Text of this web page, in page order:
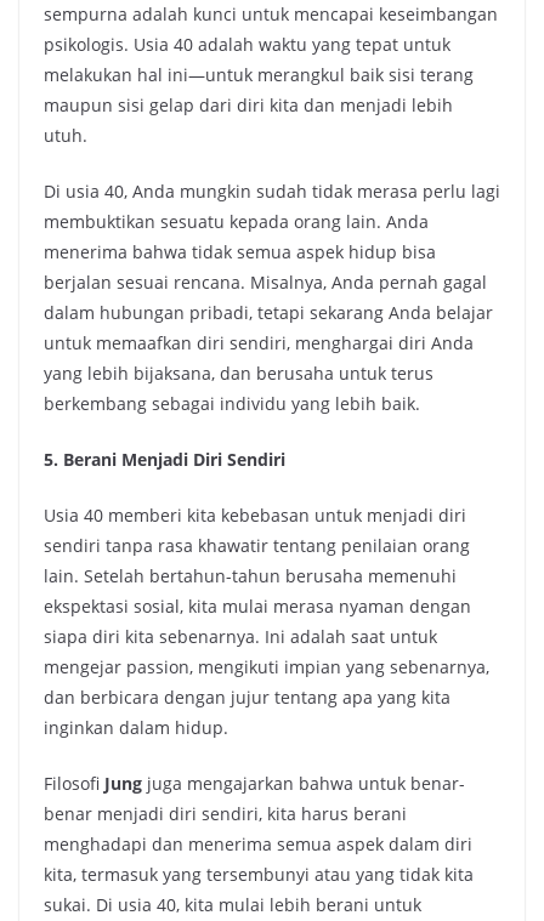
sempurna adalah kunci untuk mencapai keseimbangan
psikologis. Usia 40 adalah waktu yang tepat untuk
melakukan hal ini—untuk merangkul baik sisi terang
maupun sisi gelap dari diri kita dan menjadi lebih
utuh.
Di usia 40, Anda mungkin sudah tidak merasa perlu lagi
membuktikan sesuatu kepada orang lain. Anda
menerima bahwa tidak semua aspek hidup bisa
berjalan sesuai rencana. Misalnya, Anda pernah gagal
dalam hubungan pribadi, tetapi sekarang Anda belajar
untuk memaafkan diri sendiri, menghargai diri Anda
yang lebih bijaksana, dan berusaha untuk terus
berkembang sebagai individu yang lebih baik.
5. Berani Menjadi Diri Sendiri
Usia 40 memberi kita kebebasan untuk menjadi diri
sendiri tanpa rasa khawatir tentang penilaian orang
lain. Setelah bertahun-tahun berusaha memenuhi
ekspektasi sosial, kita mulai merasa nyaman dengan
siapa diri kita sebenarnya. Ini adalah saat untuk
mengejar passion, mengikuti impian yang sebenarnya,
dan berbicara dengan jujur tentang apa yang kita
inginkan dalam hidup.
Filosofi Jung juga mengajarkan bahwa untuk benar-
benar menjadi diri sendiri, kita harus berani
menghadapi dan menerima semua aspek dalam diri
kita, termasuk yang tersembunyi atau yang tidak kita
sukai. Di usia 40, kita mulai lebih berani untuk